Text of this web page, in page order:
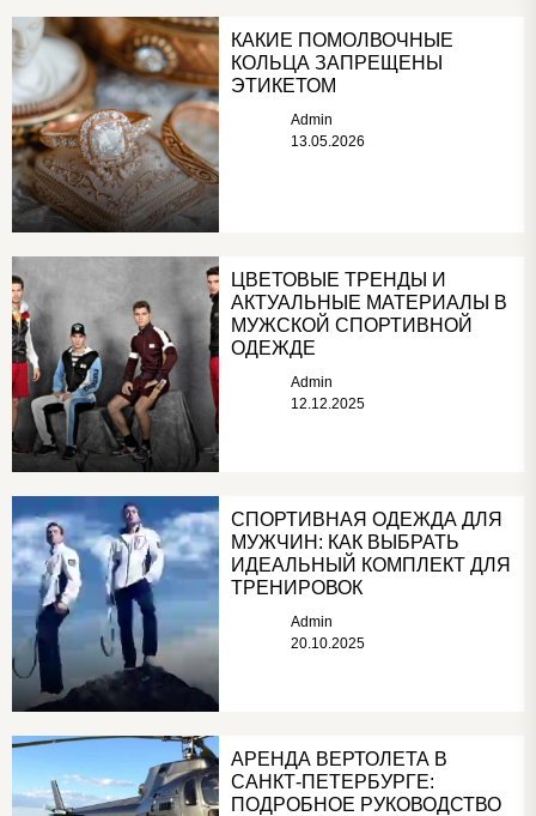
КАКИЕ ПОМОЛВОЧНЫЕ
КОЛЬЦА ЗАПРЕЩЕНЫ
ЭТИКЕТОМ
Admin
13.05.2026
ЦВЕТОВЫЕ ТРЕНДЫ И
АКТУАЛЬНЫЕ МАТЕРИАЛЫ В
МУЖСКОЙ СПОРТИВНОЙ
ОДЕЖДЕ
Admin
12.12.2025
СПОРТИВНАЯ ОДЕЖДА ДЛЯ
МУЖЧИН: КАК ВЫБРАТЬ
ИДЕАЛЬНЫЙ КОМПЛЕКТ ДЛЯ
ТРЕНИРОВОК
Admin
20.10.2025
АРЕНДА ВЕРТОЛЕТА В
САНКТ-ПЕТЕРБУРГЕ:
ПОДРОБНОЕ РУКОВОДСТВО